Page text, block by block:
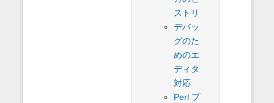
ストリ
デバッ
グのた
めのエ
ディタ
対応
Perl プ